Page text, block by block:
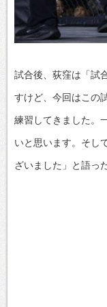
試合後、荻窪は「試
すけど、今回はこの
練習してきました。
いと思います。そし
ざいました」と語った